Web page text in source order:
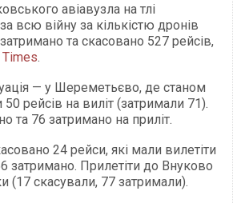
авіавузла на тлі
всю війну за кількістю дронів
та скасовано 527 рейсів,
.
— у Шереметьєво, де станом
рейсів на виліт (затримали 71).
та 76 затримано на приліт.
24 рейси, які мали вилетіти
затримано. Прилетіти до Внуково
(17 скасували, 77 затримали).